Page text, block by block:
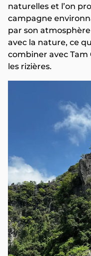
naturelles et l’on
campagne
par son
avec la nature, ce
combiner avec Tam
les rizières.